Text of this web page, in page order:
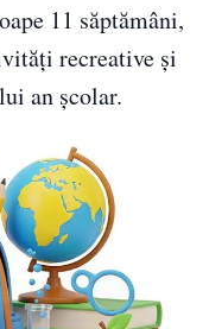
11 săptămâni,
recreative și
an școlar.